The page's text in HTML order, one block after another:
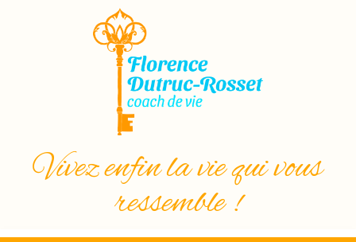
Vivez enfin la vie qui vous
ressemble !